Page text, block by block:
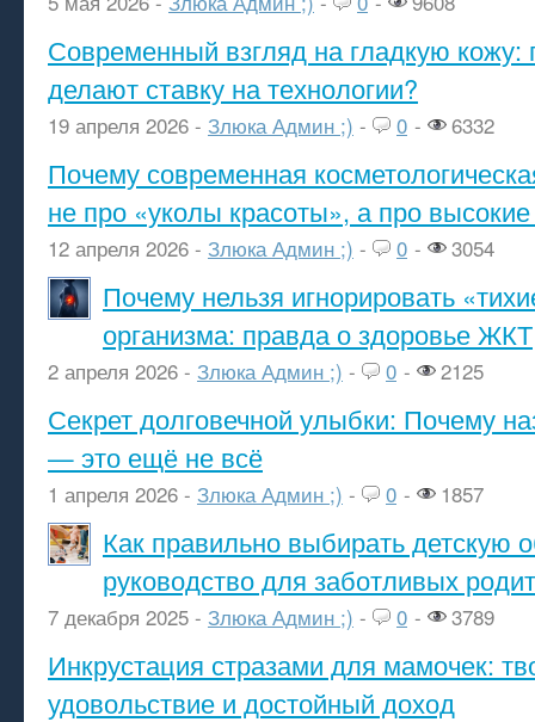
Современный взгляд на гладкую кожу:
делают ставку на технологии?
19 апреля 2026 - Злюка Админ ;) - 0 - 6332
Почему современная
не про «уколы красоты», а про высокие
12 апреля 2026 - Злюка Админ ;) - 0 - 3054
Почему нельзя игнорировать
организма: правда о здоровье ЖКТ
2 апреля 2026 - Злюка Админ ;) - 0 - 2125
Секрет долговечной улыбки: Почему
— это ещё не всё
1 апреля 2026 - Злюка Админ ;) - 0 - 1857
Как правильно выбирать детскую
руководство для заботливых
7 декабря 2025 - Злюка Админ ;) - 0 - 3789
Инкрустация стразами для мамочек:
удовольствие и достойный доход